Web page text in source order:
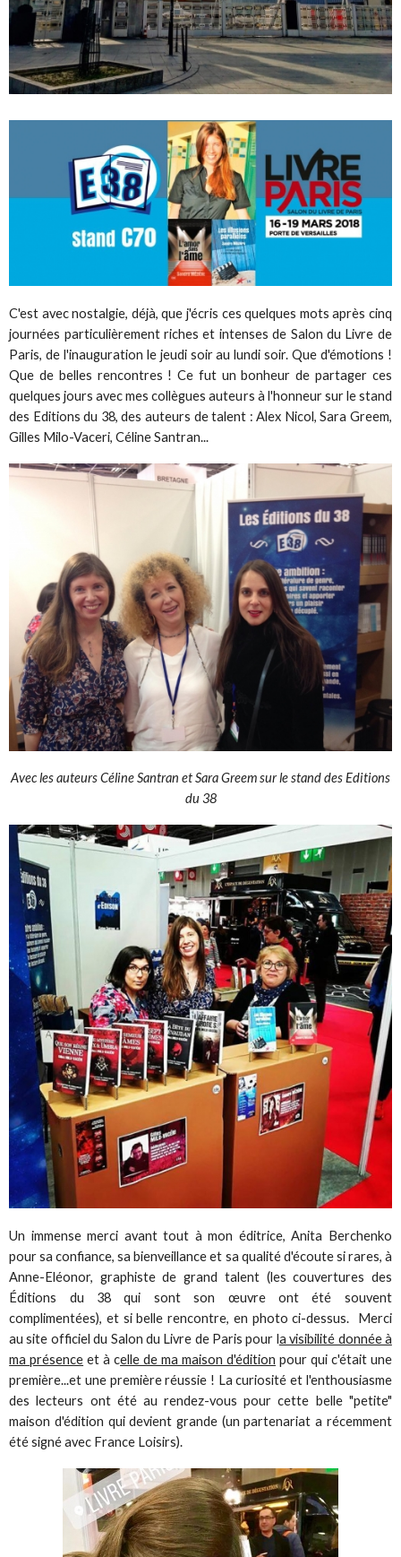
C'est avec nostalgie, déjà, que j'écris ces quelques mots après cinq
journées particulièrement riches et intenses de Salon du Livre de
Paris, de l'inauguration le jeudi soir au lundi soir. Que d'émotions !
Que de belles rencontres ! Ce fut un bonheur de partager ces
quelques jours avec mes collègues auteurs à l'honneur sur le stand
des Editions du 38, des auteurs de talent : Alex Nicol, Sara Greem,
Gilles Milo-Vaceri, Céline Santran...
Avec les auteurs Céline Santran et Sara Greem sur le stand des Editions
du 38
Un immense merci avant tout à mon éditrice, Anita Berchenko
pour sa confiance, sa bienveillance et sa qualité d'écoute si rares, à
Anne-Eléonor, graphiste de grand talent (les couvertures des
Éditions du 38 qui sont son œuvre ont été souvent
complimentées), et si belle rencontre, en photo ci-dessus. Merci
au site officiel du Salon du Livre de Paris pour la visibilité donnée à
ma présence et à celle de ma maison d'édition pour qui c'était une
première...et une première réussie ! La curiosité et l'enthousiasme
des lecteurs ont été au rendez-vous pour cette belle "petite"
maison d'édition qui devient grande (un partenariat a récemment
été signé avec France Loisirs).